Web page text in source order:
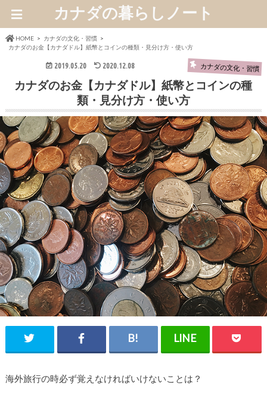
カナダの暮らしノート
HOME
カナダの文化・習慣
カナダのお金【カナダドル】紙幣とコインの種類・見分け方・使い方
2019.05.20 2020.12.08 カナダの文化・習慣
カナダのお金【カナダドル】紙幣とコインの種
類・見分け方・使い方
海外旅行の時必ず覚えなければいけないことは？